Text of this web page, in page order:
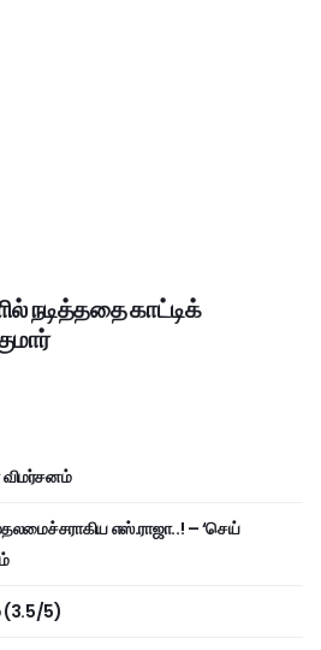
நடித்ததை காட்டிக்
எஸ்.ராஜா..! – ‘செய்
(3.5/5)